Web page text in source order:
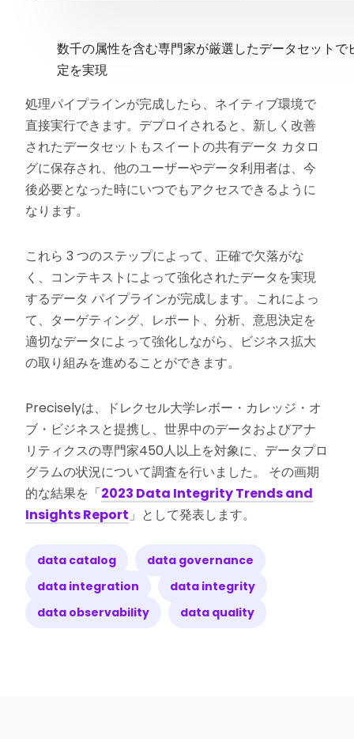
数千の属性を含む専門家が厳選したデータセット
定を実現
処理パイプラインが完成したら、ネイティブ環境で
直接実行できます。デプロイされると、新しく改善
されたデータセットもスイートの共有データ カタロ
グに保存され、他のユーザーやデータ利用者は、今
後必要となった時にいつでもアクセスできるように
なります。
これら 3 つのステップによって、正確で欠落がな
く、コンテキストによって強化されたデータを実現
するデータ パイプラインが完成します。これによっ
て、ターゲティング、レポート、分析、意思決定を
適切なデータによって強化しながら、ビジネス拡大
の取り組みを進めることができます。
Preciselyは、ドレクセル大学レボー・カレッジ・オ
ブ・ビジネスと提携し、世界中のデータおよびアナ
リティクスの専門家450人以上を対象に、データプロ
グラムの状況について調査を行いました。 その画期
的な結果を「2023 Data Integrity Trends and
Insights Report 」として発表します。
data catalog
data governance
data integration
data integrity
data observability
data quality